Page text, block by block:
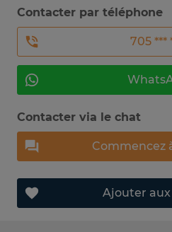
Contacter par téléphone
705 ***
Contacter via le chat
Commencez
Ajouter aux